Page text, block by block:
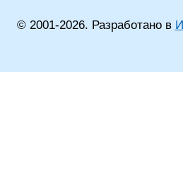
© 2001-2026. Разработано в